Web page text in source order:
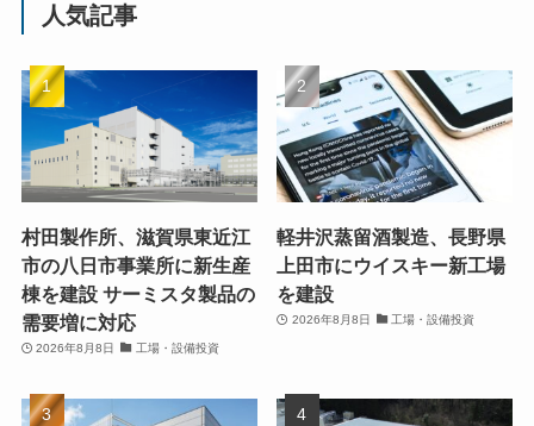
人気記事
村田製作所、滋賀県東近江
市の八日市事業所に新生産
棟を建設 サーミスタ製品の
需要増に対応
2026年8月8日 工場・設備投資
軽井沢蒸留酒製造、長野県
上田市にウイスキー新工場
を建設
2026年8月8日 工場・設備投資